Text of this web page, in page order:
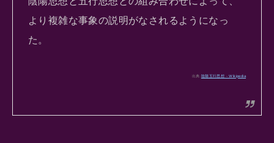
より複雑な事象の説明がなされるようになっ
た。
出典: 陰陽五行思想 - Wikipedia